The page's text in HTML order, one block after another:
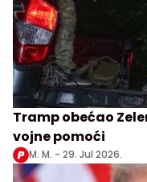
Tramp obećao
vojne pomoći
M. M. - 29. Jul 2026.